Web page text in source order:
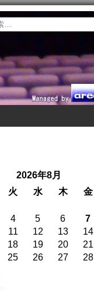
2026年8月
火 水 木 金
4 5 6 7
11 12 13 14
18 19 20 21
25 26 27 28